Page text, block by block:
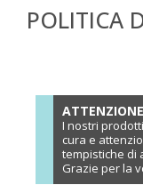
POLITICA
I nostri
cura e
tempistiche di
Grazie per la